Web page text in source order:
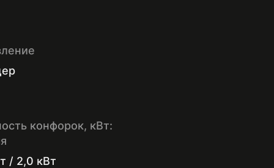
конфорок, кВт:
/ 2,0 кВт